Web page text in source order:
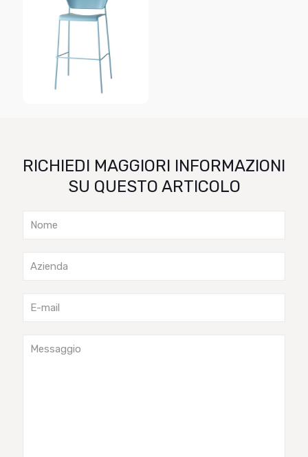
RICHIEDI MAGGIORI INFORMAZIONI
SU QUESTO ARTICOLO